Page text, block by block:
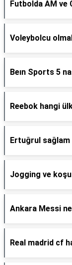
Futbolda AM ve
Voleybolcu
Beın Sports 5
Reebok hangi
Ertuğrul sağlam
Jogging ve
Ankara Messi
Real madrid cf